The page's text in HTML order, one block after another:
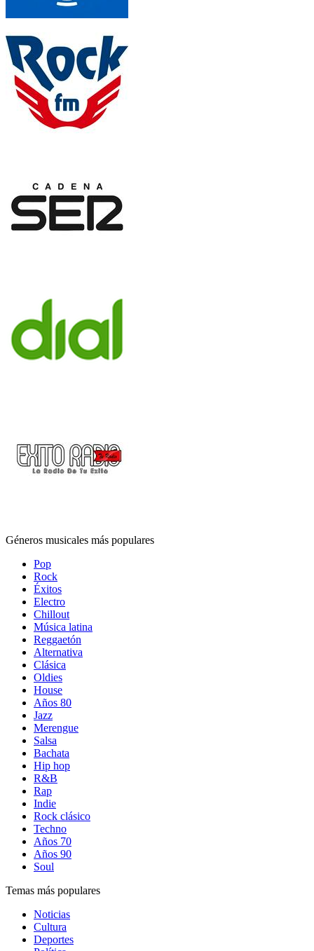
Géneros musicales más populares
Pop
Rock
Éxitos
Electro
Chillout
Música latina
Reggaetón
Alternativa
Clásica
Oldies
House
Años 80
Jazz
Merengue
Salsa
Bachata
Hip hop
R&B
Rap
Indie
Rock clásico
Techno
Años 70
Años 90
Soul
Temas más populares
Noticias
Cultura
Deportes